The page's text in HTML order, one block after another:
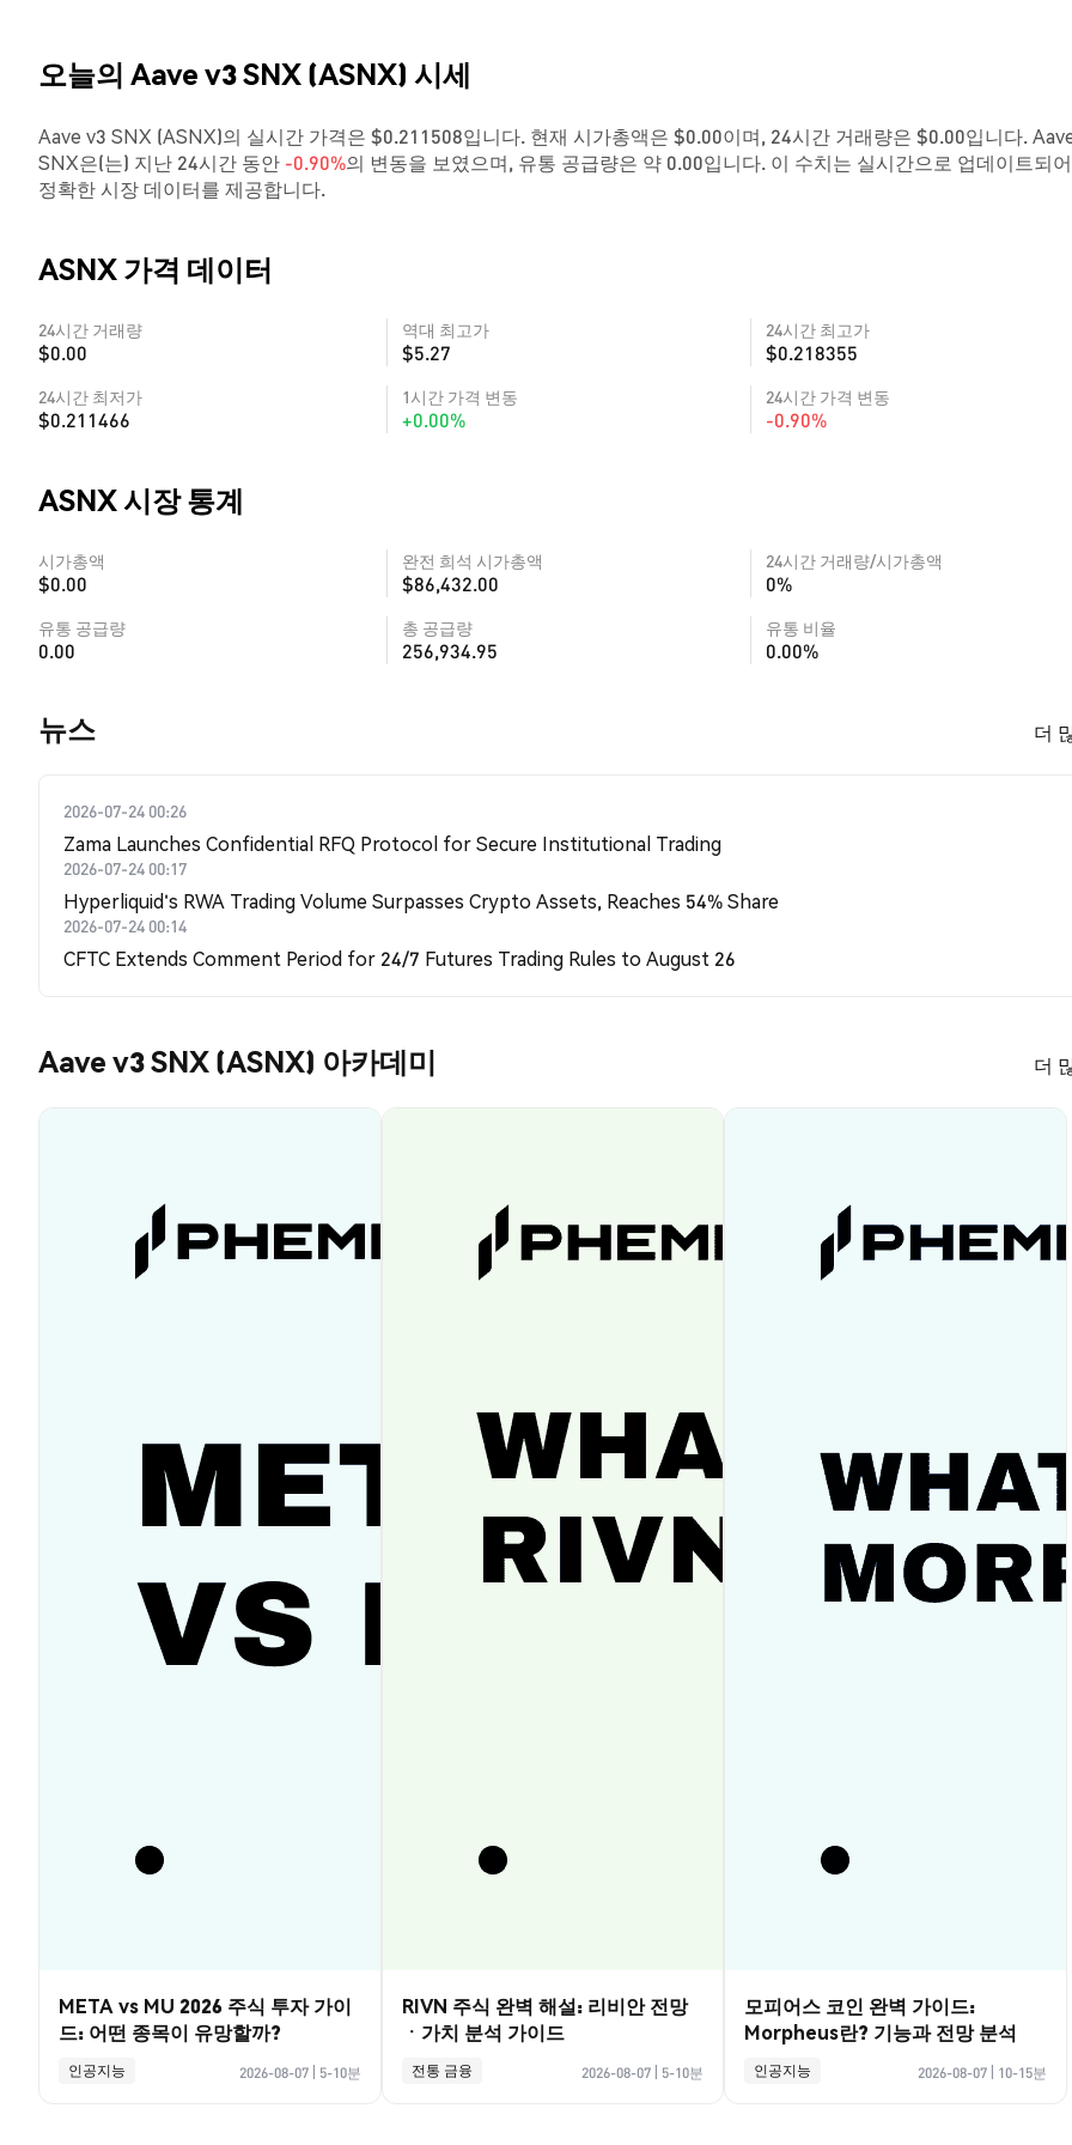
오늘의 Aave v3 SNX (ASNX) 시세
Aave v3 SNX (ASNX)의 실시간 가격은 $0.211508입니다. 현재 시가총액은 $0.00이며, 24시간 거래량은 $0.00입니다.
SNX은(는) 지난 24시간 동안 -0.90%의 변동을 보였으며, 유통 공급량은 약 0.00입니다. 이 수치는 실시간으로 업데이트되
정확한 시장 데이터를 제공합니다.
ASNX 가격 데이터
24시간 거래량
$0.00
역대 최고가
$5.27
24시간 최고가
$0.218355
24시간 최저가
$0.211466
1시간 가격 변동
+0.00%
24시간 가격 변동
-0.90%
ASNX 시장 통계
시가총액
$0.00
완전 희석 시가총액
$86,432.00
24시간 거래량/시가총액
0%
유통 공급량
0.00
총 공급량
256,934.95
유통 비율
0.00%
뉴스 더
2026-07-24 00:26
Zama Launches Confidential RFQ Protocol for Secure Institutional Trading
2026-07-24 00:17
Hyperliquid's RWA Trading Volume Surpasses Crypto Assets, Reaches 54% Share
2026-07-24 00:14
CFTC Extends Comment Period for 24/7 Futures Trading Rules to August 26
Aave v3 SNX (ASNX) 아카데미 더
META vs MU 2026 주식 투자 가이
드: 어떤 종목이 유망할까?
인공지능 2026-08-07 5-10분
RIVN 주식 완벽 해설: 리비안 전망
ㆍ가치 분석 가이드
전통 금융 2026-08-07 5-10분
모피어스 코인 완벽 가이드:
Morpheus란? 기능과 전망 분석
인공지능 2026-08-07 10-15분